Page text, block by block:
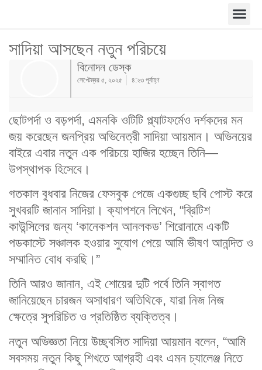
সাদিয়া আসছেন নতুন পরিচয়ে
বিনোদন ডেস্ক
সেপ্টেম্বর ৫, ২০২৫ ৪:২৩ পূর্বাহ্ণ
ছোটপর্দা ও বড়পর্দা, এমনকি ওটিটি প্ল্যাটফর্মেও দর্শকদের মন
জয় করেছেন জনপ্রিয় অভিনেত্রী সাদিয়া আয়মান। অভিনয়ের
বাইরে এবার নতুন এক পরিচয়ে হাজির হচ্ছেন তিনি—
উপস্থাপক হিসেবে।
গতকাল বুধবার নিজের ফেসবুক পেজে একগুচ্ছ ছবি পোস্ট করে
সুখবরটি জানান সাদিয়া। ক্যাপশনে লিখেন, “ব্রিটিশ
কাউন্সিলের জন্য ‘কানেকশন আনলকড’ শিরোনামে একটি
পডকাস্টে সঞ্চালক হওয়ার সুযোগ পেয়ে আমি ভীষণ আনন্দিত ও
সম্মানিত বোধ করছি।”
তিনি আরও জানান, এই শোয়ের দুটি পর্বে তিনি স্বাগত
জানিয়েছেন চারজন অসাধারণ অতিথিকে, যারা নিজ নিজ
ক্ষেত্রে সুপরিচিত ও প্রতিষ্ঠিত ব্যক্তিত্ব।
নতুন অভিজ্ঞতা নিয়ে উচ্ছ্বসিত সাদিয়া আয়মান বলেন, “আমি
সবসময় নতুন কিছু শিখতে আগ্রহী এবং এমন চ্যালেঞ্জ নিতে